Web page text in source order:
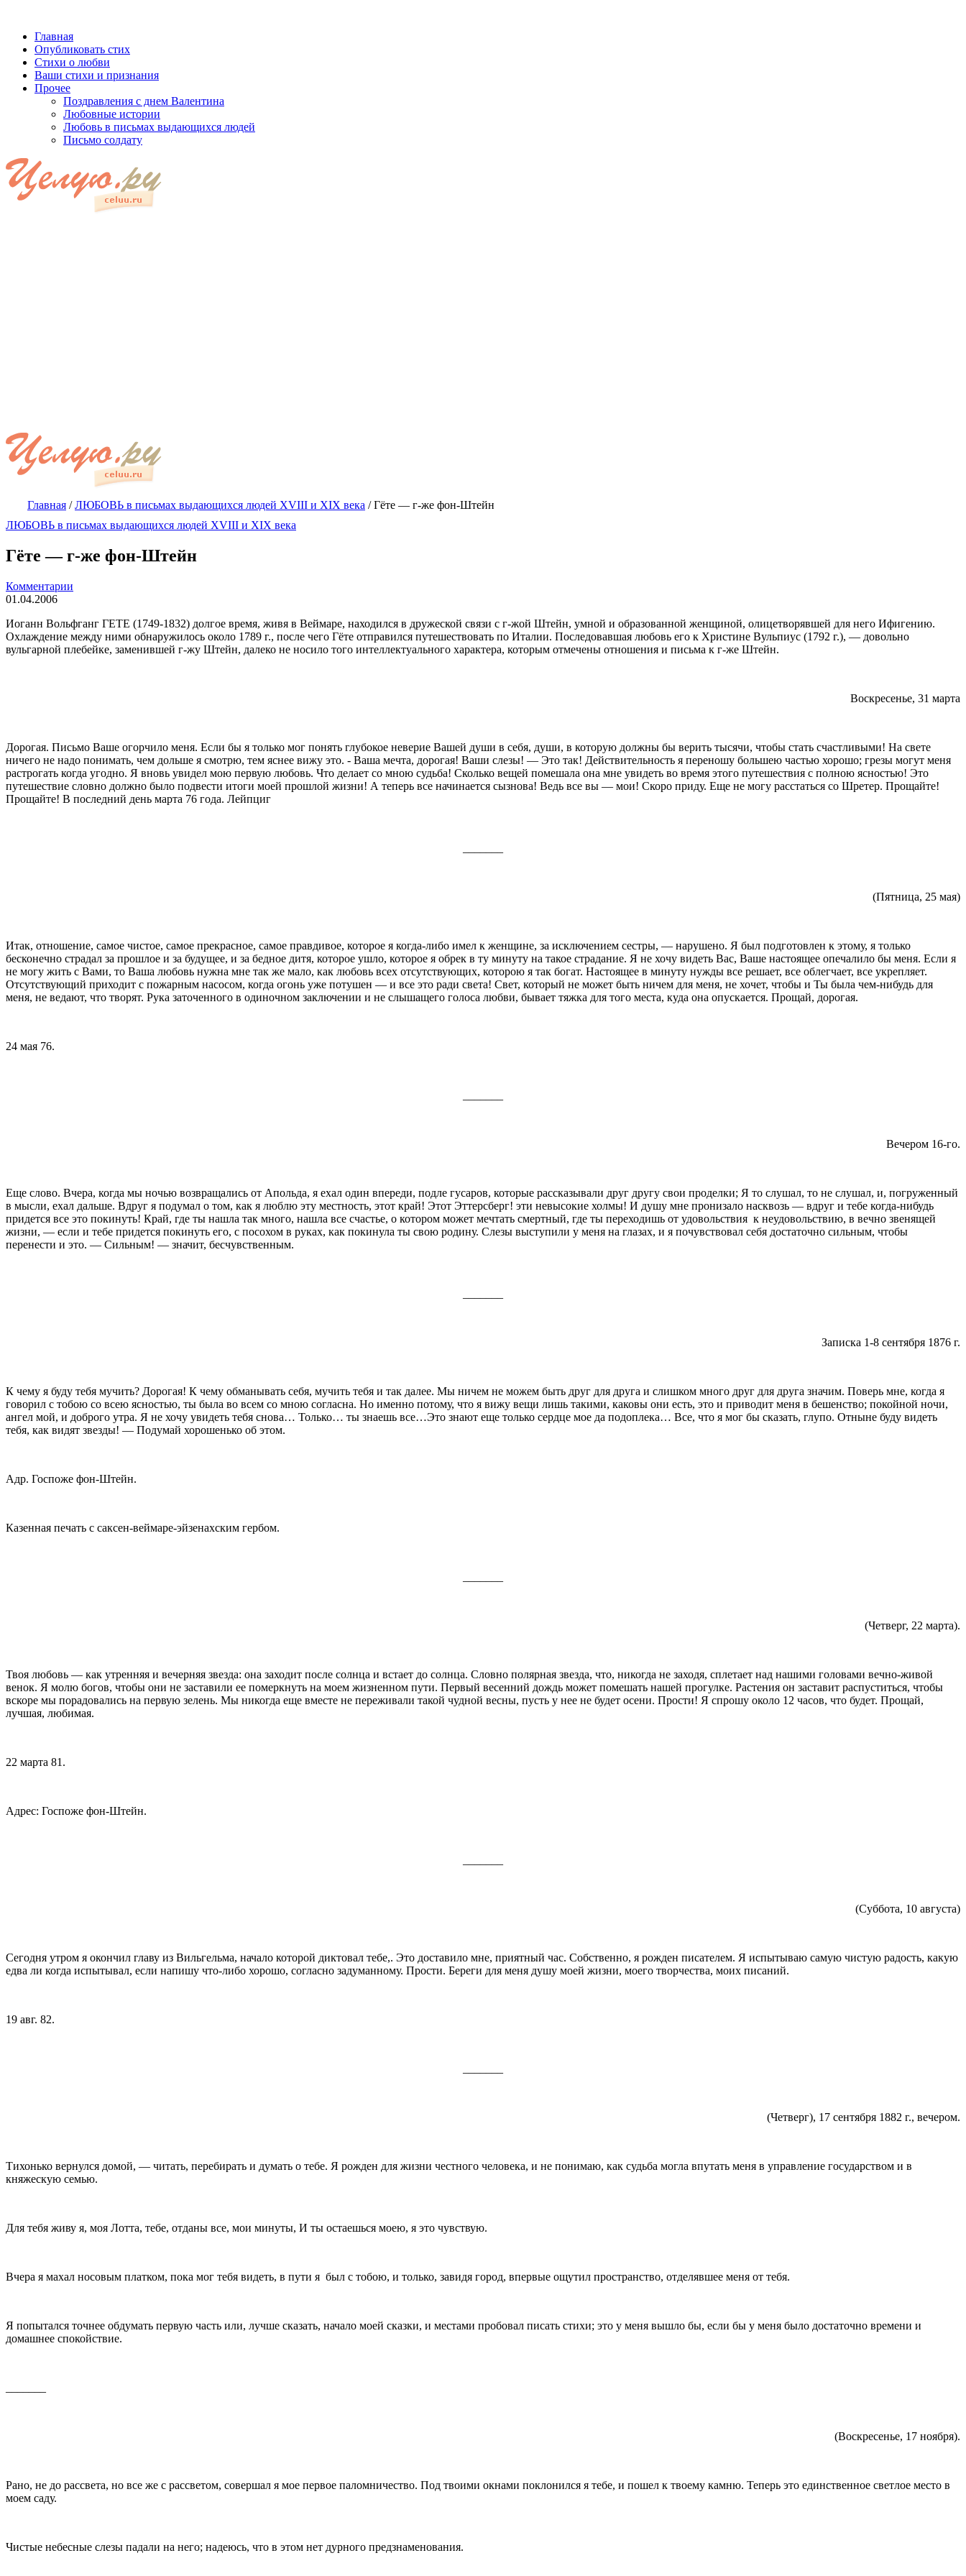
Главная
Опубликовать стих
Стихи о любви
Ваши стихи и признания
Прочее
Поздравления с днем Валентина
Любовные истории
Любовь в письмах выдающихся людей
Письмо солдату
Главная /ЛЮБОВЬ в письмах выдающихся людей XVIII и XIX века /Гёте — г-же фон-Штейн
ЛЮБОВЬ в письмах выдающихся людей XVIII и XIX века
Гёте — г-же фон-Штейн
Комментарии
01.04.2006
Иоганн Вольфганг ГЕТЕ (1749-1832) дол­гое время, живя в Веймаре, находился в дружеской связи с г-жой Штейн, умной и образованной женщиной, олицетворявшей для него Ифигению.
Охлаждение между ними об­наружилось около 1789 г., после чего Гёте отправился путешествовать по Италии. После­довавшая любовь его к Христине Вульпиус (1792 г.), — довольно
вульгарной плебейке, за­менившей г-жу Штейн, далеко не носило того интеллектуального характера, которым отмечены отношения и письма к г-же Штейн.
Воскресенье, 31 марта
Дорогая. Письмо Ваше огорчило меня. Если бы я только мог понять глубокое неверие Вашей души в себя, души, в которую должны бы верить тысячи, чтобы стать счастливыми! На свете
ничего не надо понимать, чем дольше я смотрю, тем яснее вижу это. -­ Ваша мечта, дорогая! Ваши слезы! — Это так! Действи­тельность я переношу большею частью хорошо; грезы могут меня
растрогать когда угодно. Я вновь увидел мою первую любовь. Что делает со мною судьба! Сколько вещей помешала она мне увидеть во время этого путешествия с полною ясностью! Это
путешествие словно должно было подвести итоги моей про­шлой жизни! А теперь все начинается сызнова! Ведь все вы — мои! Скоро приду. Еще не могу расстаться со Шретер. Прощайте!
Прощайте! В последний день мар­та 76 года. Лейпциг
(Пятница, 25 мая)
Итак, отношение, самое чистое, самое прекрасное, самое правдивое, которое я когда-либо имел к жен­щине, за исключением сестры, — нарушено. Я был под­готовлен к этому, я только
бесконечно страдал за прошлое и за будущее, и за бедное дитя, которое ушло, которое я обрек в ту минуту на такое страдание. Я не хочу видеть Вас, Ваше настоящее опечалило бы ме­ня. Если я
не могу жить с Вами, то Ваша любовь нуж­на мне так же мало, как любовь всех отсутствую­щих, которою я так богат. Настоящее в ми­нуту нужды все решает, все облегчает, все укрепля­ет.
Отсутствующий приходит с пожарным насо­сом, когда огонь уже потушен — и все это ради света! Свет, который не может быть ничем для меня, не хочет, чтобы и Ты была чем-нибудь для
меня,­ не ведают, что творят. Рука заточенного в оди­ночном заключении и не слышащего голоса любви, бы­вает тяжка для того места, куда она опускается. Про­щай, дорогая.
24 мая 76.
Вечером 16-го.
Еще слово. Вчера, когда мы ночью возвраща­лись от Апольда, я ехал один впереди, подле гусаров, которые рассказывали друг другу свои проделки; Я то слушал, то не слушал, и, погру­женный
в мысли, ехал дальше. Вдруг я подумал о том, как я люблю эту местность, этот край! Этот Эттерсберг! эти невысокие холмы! И душу мне про­низало насквозь — вдруг и тебе когда-нибудь
придет­ся все это покинуть! Край, где ты нашла так много, нашла все счастье, о котором может мечтать смерт­ный, где ты переходишь от удовольствия к неудо­вольствию, в вечно звенящей
жизни, — если и тебе при­дется покинуть его, с посохом в руках, как по­кинула ты свою родину. Слезы выступили у меня на гла­зах, и я почувствовал себя достаточно сильным, чтобы
перенести и это. — Сильным! — значит, бесчувственным.
Записка 1-8 сентября 1876 г.
К чему я буду тебя мучить? Дорогая! К чему обма­нывать себя, мучить тебя и так далее. Мы ничем не можем быть друг для друга и слишком много друг для друга значим. Поверь мне, когда я
говорил с то­бою со всею ясностью, ты была во всем со мною соглас­на. Но именно потому, что я вижу вещи лишь такими, ка­ковы они есть, это и приводит меня в бешенство; покойной ночи,
ангел мой, и доброго утра. Я не хочу увидеть тебя снова… Только… ты знаешь все…Это зна­ют еще только сердце мое да подоплека… Все, что я мог бы сказать, глупо. Отныне буду видеть
тебя, как видят звезды! — Подумай хорошенько об этом.
Адр. Госпоже фон-Штейн.
Казенная печать с саксен-веймаре-эйзенахским гербом.
(Четверг, 22 марта).
Твоя любовь — как утренняя и вечерняя звезда: она заходит после солнца и встает до солнца. Словно полярная звезда, что, никогда не заходя, сплетает над нашими головами вечно-живой
венок. Я молю богов, чтобы они не заставили ее померкнуть на моем жиз­ненном пути. Первый весенний дождь может помешать нашей прогулке. Растения он заставит распуститься, чтобы
вскоре мы порадовались на первую зелень. Мы никогда еще вместе не переживали такой чудной весны, пусть у нее не будет осени. Прости! Я спрошу около 12 часов, что будет. Прощай,
лучшая, любимая.
22 марта 81.
Адрес: Госпоже фон-Штейн.
(Суббота, 10 августа)
Сегодня утром я окончил главу из Вильгельма, начало которой диктовал тебе,. Это доставило мне, приятный час. Собственно, я рожден писателем. Я испытываю самую чистую радость, какую
едва ли когда испытывал, если напишу что-либо хорошо, согласно задуманному. Прости. Береги для меня душу моей жиз­ни, моего творчества, моих писаний.
19 авг. 82.
(Четверг), 17 сентября 1882 г., вечером.
Тихонько вернулся домой, — читать, перебирать и ду­мать о тебе. Я рожден для жизни честного человека, и не понимаю, как судьба могла впутать меня в упра­вление государством и в
княжескую семью.
Для тебя живу я, моя Лотта, тебе, отданы все, мои минуты, И ты остаешься моею, я это чувствую.
Вчера я махал носовым платком, пока мог тебя видеть, в пути я был с тобою, и только, завидя го­род, впервые ощутил пространство, отделявшее меня от тебя.
Я попытался точнее обдумать первую часть или, лучше сказать, начало моей сказки, и местами пробо­вал писать стихи; это у меня вышло бы, если бы у меня было достаточно времени и
домашнее спокойствие.
(Воскресенье, 17 ноября).
Рано, не до рассвета, но все же с рассветом, со­вершал я мое первое паломничество. Под твоими ок­нами поклонился я тебе, и пошел к твоему камню. Теперь это единственное светлое место в
моем саду.
Чистые небесные слезы падали на него; надеюсь, что в этом нет дурного предзнаменования.